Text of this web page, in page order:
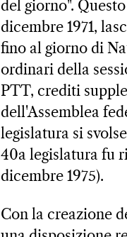
del giorno".
dicembre 1971,
fino al giorno di
ordinari della
PTT, crediti
dell'Assemblea
legislatura si
40a legislatura fu
dicembre 1975).
Con la creazione